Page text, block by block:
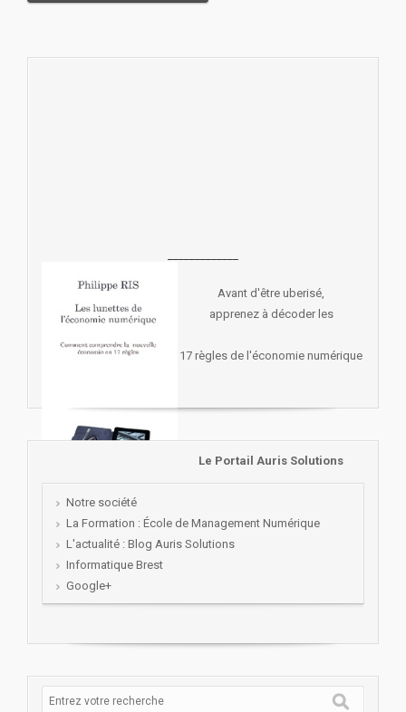
Avant d'être uberisé,
apprenez à décoder les
17 règles de l'économie numérique
Le Portail Auris Solutions
Notre société
La Formation : École de Management Numérique
L'actualité : Blog Auris Solutions
Informatique Brest
Google+